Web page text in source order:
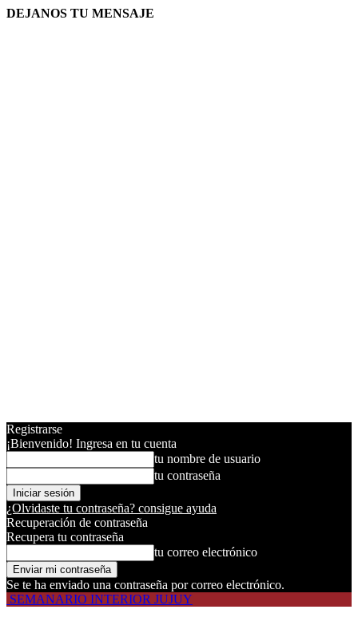
DEJANOS TU MENSAJE
Registrarse
¡Bienvenido! Ingresa en tu cuenta
tu nombre de usuario
tu contraseña
¿Olvidaste tu contraseña? consigue ayuda
Recuperación de contraseña
Recupera tu contraseña
tu correo electrónico
Se te ha enviado una contraseña por correo electrónico.
SEMANARIO INTERIOR JUJUY